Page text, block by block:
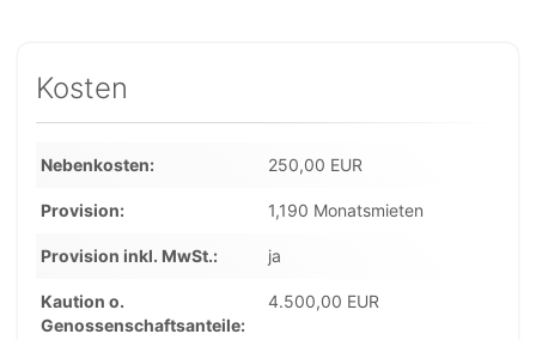
Kosten
Nebenkosten 250,00 EUR
Provision 1,190 Monatsmieten
Provision inkl. MwSt. ja
Kaution o.
Genossenschaftsanteile
4.500,00 EUR